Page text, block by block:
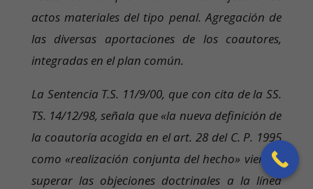
actos materiales del tipo penal. Agregación de
las diversas aportaciones de los coautores,
integradas en el plan común.
La Sentencia T.S. 11/9/00, que con cita de la SS.
TS. 14/12/98, señala que «la nueva definición de
la coautoría acogida en el art. 28 del C. P. 1995
como «realización conjunta del hecho» viene a
superar las objeciones doctrinales a la línea